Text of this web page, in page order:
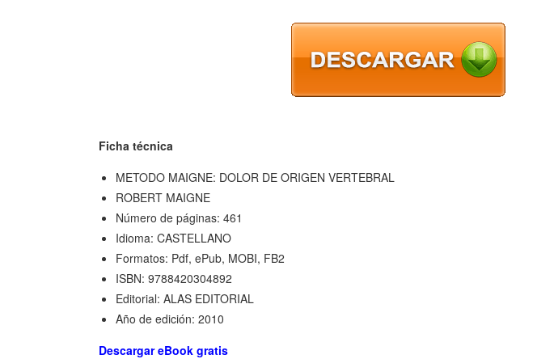
Ficha técnica
METODO MAIGNE: DOLOR DE ORIGEN VERTEBRAL
ROBERT MAIGNE
Número de páginas: 461
Idioma: CASTELLANO
Formatos: Pdf, ePub, MOBI, FB2
ISBN: 9788420304892
Editorial: ALAS EDITORIAL
Año de edición: 2010
Descargar eBook gratis